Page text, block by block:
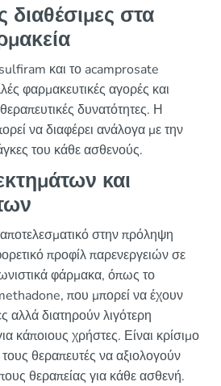
διαθέσιμες στα
και το acamprosate
φαρμακευτικές αγορές και
δυνατότητες. Η
να διαφέρει ανάλογα με την
του κάθε ασθενούς.
και
στην πρόληψη
προφίλ παρενεργειών σε
φάρμακα, όπως το
που μπορεί να έχουν
αλλά διατηρούν λιγότερη
κάποιους χρήστες. Είναι κρίσιμο
τους θεραπευτές να αξιολογούν
θεραπείας για κάθε ασθενή.